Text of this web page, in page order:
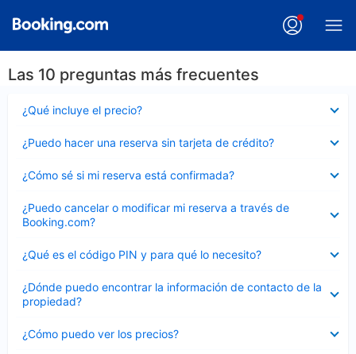
Las 10 preguntas más frecuentes
¿Qué incluye el precio?
cerrado
¿Puedo hacer una reserva sin tarjeta de crédito?
cerrado
¿Cómo sé si mi reserva está confirmada?
cerrado
¿Puedo cancelar o modificar mi reserva a través de
Booking.com?
cerrado
¿Qué es el código PIN y para qué lo necesito?
cerrado
¿Dónde puedo encontrar la información de contacto de la
propiedad?
cerrado
¿Cómo puedo ver los precios?
cerrado